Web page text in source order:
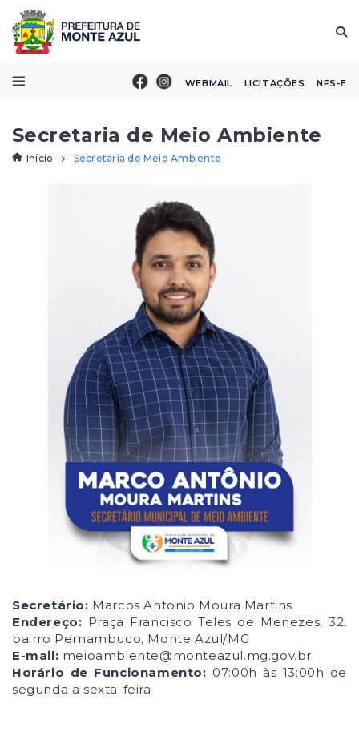
WEBMAIL LICITAÇÕES NFS-E
Secretaria de Meio Ambiente
Início Secretaria de Meio Ambiente
Secretário: Marcos Antonio Moura Martins
Endereço: Praça Francisco Teles de Menezes, 32,
bairro Pernambuco, Monte Azul/MG
E-mail: meioambiente@monteazul.mg.gov.br
Horário de Funcionamento: 07:00h às 13:00h de
segunda a sexta-feira